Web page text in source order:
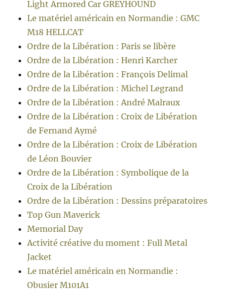
Light Armored Car GREYHOUND
Le matériel américain en Normandie : GMC
M18 HELLCAT
Ordre de la Libération : Paris se libère
Ordre de la Libération : Henri Karcher
Ordre de la Libération : François Delimal
Ordre de la Libération : Michel Legrand
Ordre de la Libération : André Malraux
Ordre de la Libération : Croix de Libération
de Fernand Aymé
Ordre de la Libération : Croix de Libération
de Léon Bouvier
Ordre de la Libération : Symbolique de la
Croix de la Libération
Ordre de la Libération : Dessins préparatoires
Top Gun Maverick
Memorial Day
Activité créative du moment : Full Metal
Jacket
Le matériel américain en Normandie :
Obusier M101A1